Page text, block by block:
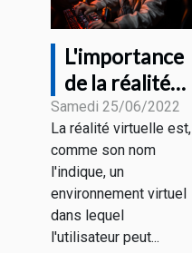
L'importance
de la réalité
virtuelle
Samedi 25/06/2022
La réalité virtuelle est,
comme son nom
l'indique, un
environnement virtuel
dans lequel
l'utilisateur peut...